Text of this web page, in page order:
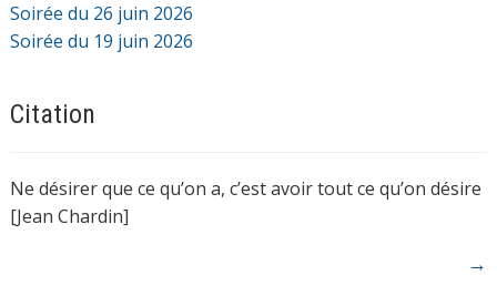
Soirée du 26 juin 2026
Soirée du 19 juin 2026
Citation
Ne désirer que ce qu’on a, c’est avoir tout ce qu’on désire
[Jean Chardin]
→